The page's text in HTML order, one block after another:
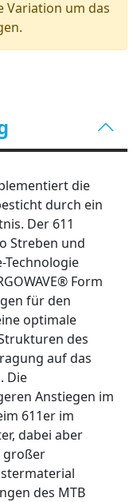
Variation um das
die
durch ein
Der 611
Streben und
Technologie
Form
für den
optimale
des
auf das
Die
Anstiegen im
611er im
dabei aber
großer
des MTB